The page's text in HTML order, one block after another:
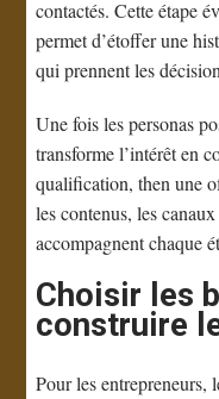
contactés. Cette étape
permet d’étoffer une
qui prennent les
Une fois les personas
transforme l’intérêt en
qualification, then une
les contenus, les
accompagnent chaque
Choisir les
construire
Pour les entrepreneurs,